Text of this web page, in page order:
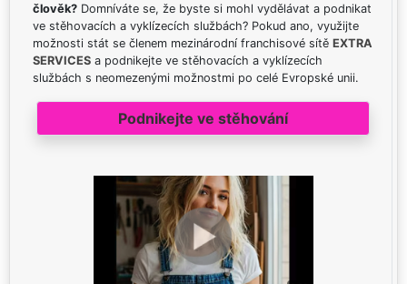
člověk? Domníváte se, že byste si mohl vydělávat a podnikat
ve stěhovacích a vyklízecích službách? Pokud ano, využijte
možnosti stát se členem mezinárodní franchisové sítě EXTRA
SERVICES a podnikejte ve stěhovacích a vyklízecích
službách s neomezenými možnostmi po celé Evropské unii.
Podnikejte ve stěhování